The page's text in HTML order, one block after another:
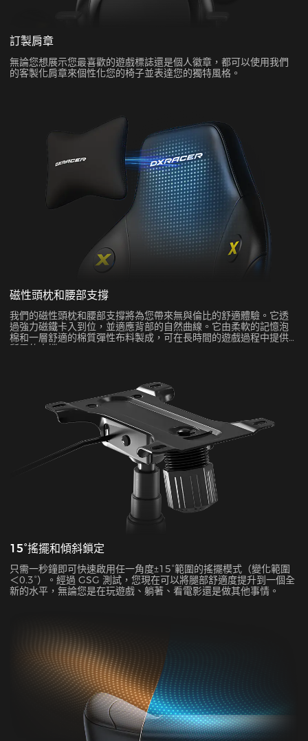
訂製肩章
無論您想展示您最喜歡的遊戲標誌還是個人徽章，都可以使用我們
的客製化肩章來個性化您的椅子並表達您的獨特風格。
磁性頭枕和腰部支撐
我們的磁性頭枕和腰部支撐將為您帶來無與倫比的舒適體驗。它透
過強力磁鐵卡入到位，並適應背部的自然曲線。它由柔軟的記憶泡
棉和一層舒適的棉質彈性布料製成，可在長時間的遊戲過程中提供
所需的支撐。
15°搖擺和傾斜鎖定
只需一秒鐘即可快速啟用任一角度±15°範圍的搖擺模式（變化範圍
＜0.3°）。經過 GSG 測試，您現在可以將腿部舒適度提升到一個全
新的水平，無論您是在玩遊戲、躺著、看電影還是做其他事情。